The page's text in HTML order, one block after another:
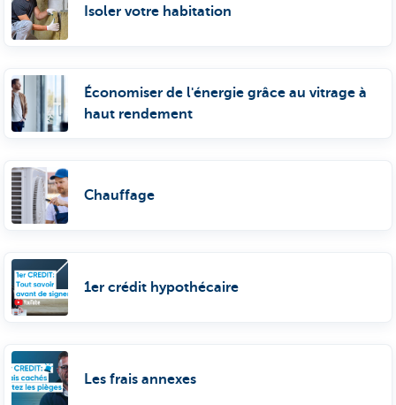
Isoler votre habitation
Économiser de l'énergie grâce au vitrage à
haut rendement
Chauffage
1er crédit hypothécaire
Les frais annexes